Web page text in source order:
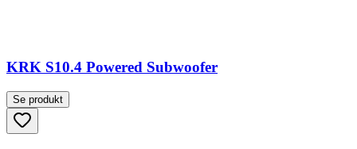
KRK S10.4 Powered Subwoofer
Se produkt